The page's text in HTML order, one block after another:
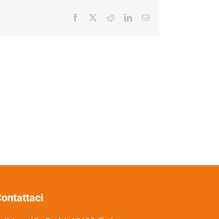
Facebook RedditLinkedInEmail